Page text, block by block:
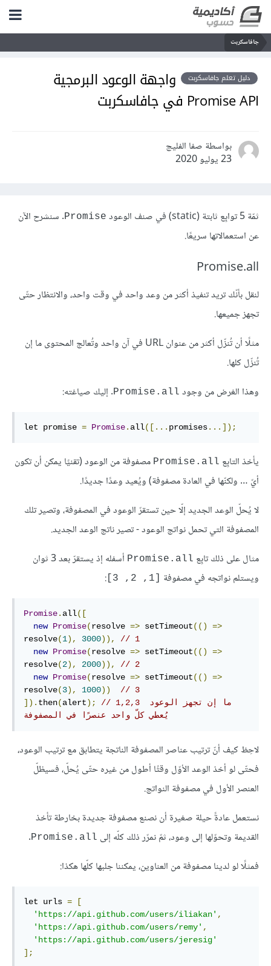
جافاسكربت
دليل تعلم جافاسكربت
واجهة الوعود البرمجية
Promise API في جافاسكربت
بواسطة صفا الفليج
23 يوليو 2020
ثمّة 5 توابِع ثابتة (static) في صنف الوعود Promise. سنشرح الآن
عن استعمالاتها سريعًا.
Promise.all
لنقل بأنّك تريد تنفيذ أكثر من وعد واحد في وقت واحد، والانتظار حتّى
تجهز جميعها.
مثلًا أن تُنزّل أكثر من عنوان URL في آن واحد وتُعالج المحتوى ما إن
تُنزّل كلها.
وهذا الغرض من وجود Promise.all. إليك صياغته:
let promise = Promise. all([... promises...]);
يأخذ التابِع Promise.all مصفوفة من الوعود (تقنيًا يمكن أن تكون
أيّ … ولكنّها في العادة مصفوفة) ويُعيد وعدًا جديدًا.
لا يُحلّ الوعد الجديد إلّا حين تستقرّ الوعود في المصفوفة، وتصير تلك
المصفوفة التي تحمل نواتج الوعود - تصير ناتج الوعد الجديد.
مثال على ذلك تابِع Promise.all
أسفله إذ يستقرّ بعد 3 ثوان
ويستلم نواتجه في مصفوفة
:
Promise. all([
new Promise(resolve => setTimeout(()
=>
resolve(1), 3000)),
// 1
new Promise(resolve => setTimeout(()
=>
resolve(2), 2000)),
// 2
new Promise(resolve => setTimeout(()
=>
resolve(3), 1000))
// 3
]). then(alert);
// 1,2,3 ما إن تجهز الوعود
يُعطي كلّ واحد عنصرًا في المصفوفة
لاحِظ كيف أنّ ترتيب عناصر المصفوفة الناتجة يتطابق مع ترتيب الوعود،
فحتّى لو أخذ الوعد الأوّل وقتًا أطول من غيره حتّى يُحلّ، فسيظلّ
العنصر الأول في مصفوفة النواتج.
نستعمل عادةً حيلة صغيرة أن نصنع مصفوفة جديدة بخارطة تأخذ
القديمة وتحوّلها إلى وعود، ثمّ نمرّر ذلك كلّه إلى Promise.all
.
فمثلًا لو لدينا مصفوفة من العناوين، يمكننا جلبها كلّها هكذا:
let urls =
[
'https://api.github.com/users/iliakan' ,
'https://api.github.com/users/remy' ,
'https://api.github.com/users/jeresig'
];